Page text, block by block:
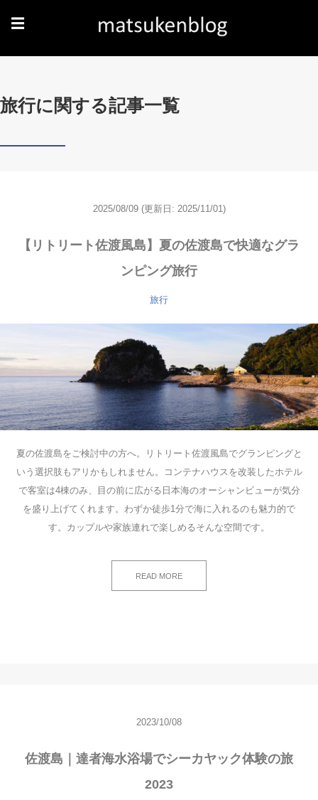
☰
旅行に関する記事一覧
2025/08/09 (更新日: 2025/11/01)
【リトリート佐渡風島】夏の佐渡島で快適なグラ
ンピング旅行
旅行
夏の佐渡島をご検討中の方へ。リトリート佐渡風島でグランピングと
いう選択肢もアリかもしれません。コンテナハウスを改装したホテル
で客室は4棟のみ、目の前に広がる日本海のオーシャンビューが気分
を盛り上げてくれます。わずか徒歩1分で海に入れるのも魅力的で
す。カップルや家族連れで楽しめるそんな空間です。
READ MORE
2023/10/08
佐渡島｜達者海水浴場でシーカヤック体験の旅
2023